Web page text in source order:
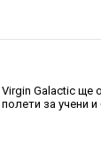
Virgin Galactic ще
полети за учени